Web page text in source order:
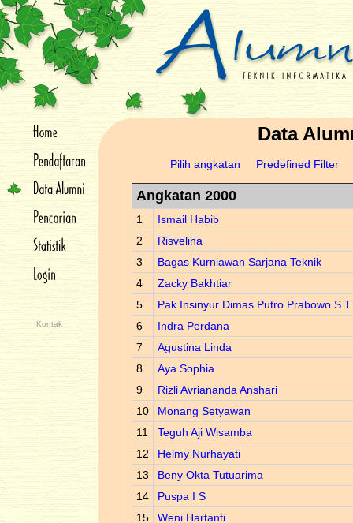
Kontak
Data
Pilih angkatan Predefined Filter
Angkatan 2000
1
Ismail Habib
2
Risvelina
3
Bagas Kurniawan Sarjana Teknik
4
Zacky Bakhtiar
5
Pak Insinyur Dimas Putro Prabowo S.T
6
Indra Perdana
7
Agustina Linda
8
Aya Sophia
9
Rizli Avriananda Anshari
10
Monang Setyawan
11
Teguh Aji Wisamba
12
Helmy Nurhayati
13
Beny Okta Tutuarima
14
Puspa I S
15
Weni Hartanti